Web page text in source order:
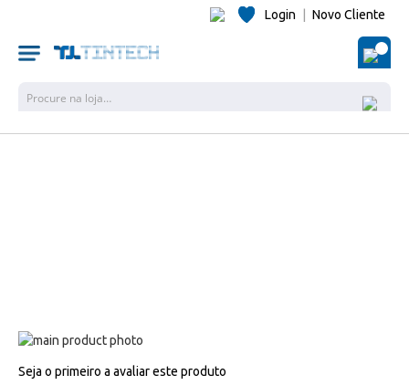
Login Novo Cliente
O
Salte
o
para
Seja o primeiro a avaliar este produto